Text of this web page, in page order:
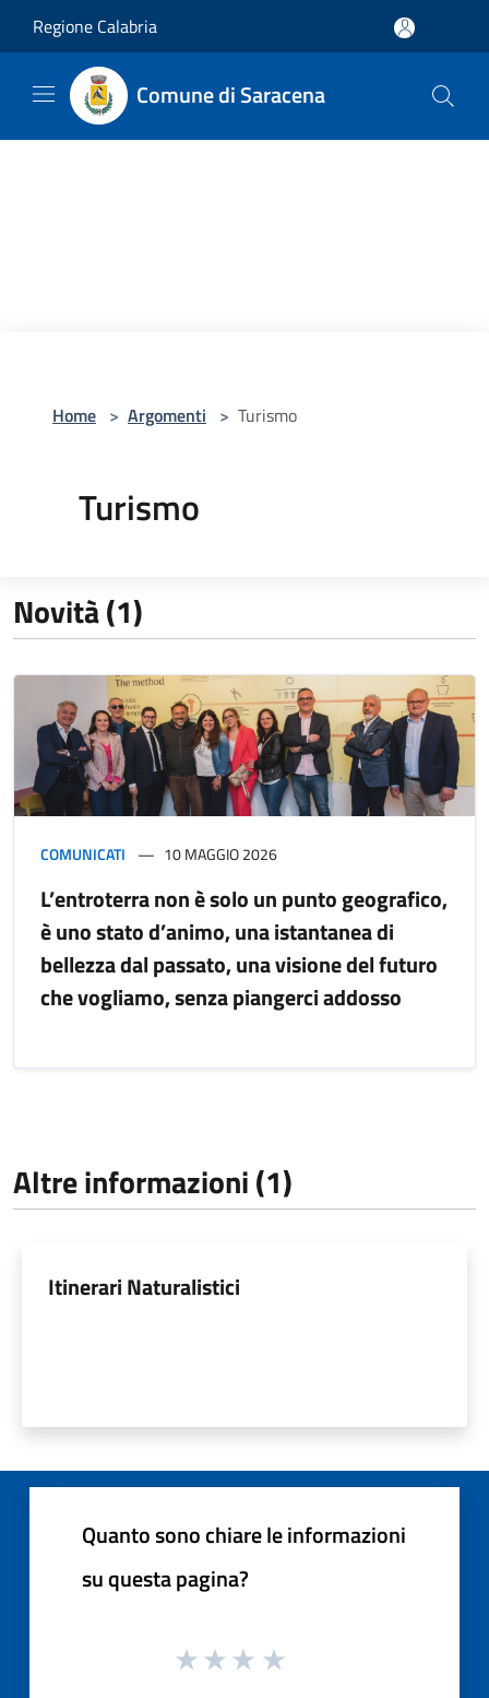
Regione Calabria
Comune di Saracena
Home > Argomenti > Turismo
Turismo
Novità (1)
COMUNICATI 10 MAGGIO 2026
L’entroterra non è solo un punto geografico,
è uno stato d’animo, una istantanea di
bellezza dal passato, una visione del futuro
che vogliamo, senza piangerci addosso
Altre informazioni (1)
Itinerari Naturalistici
Quanto sono chiare le informazioni
su questa pagina?